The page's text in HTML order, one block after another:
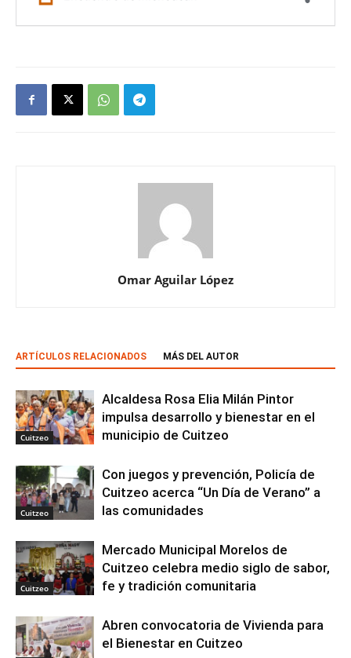
Omar Aguilar López
ARTÍCULOS RELACIONADOS MÁS DEL AUTOR
Cuitzeo
Alcaldesa Rosa Elia Milán Pintor
impulsa desarrollo y bienestar en el
municipio de Cuitzeo
Cuitzeo
Con juegos y prevención, Policía de
Cuitzeo acerca “Un Día de Verano” a
las comunidades
Cuitzeo
Mercado Municipal Morelos de
Cuitzeo celebra medio siglo de sabor,
fe y tradición comunitaria
Abren convocatoria de Vivienda para
el Bienestar en Cuitzeo